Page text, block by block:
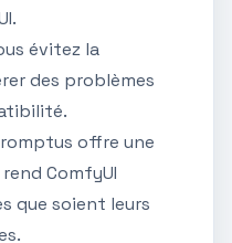
évitez la
des problèmes
offre une
ComfyUI
que soient leurs